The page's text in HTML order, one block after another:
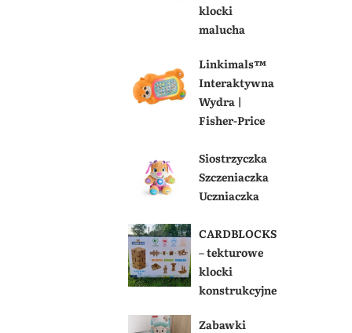
klocki
malucha
Linkimals™
Interaktywna
Wydra |
Fisher-Price
Siostrzyczka
Szczeniaczka
Uczniaczka
CARDBLOCKS
– tekturowe
klocki
konstrukcyjne
Zabawki